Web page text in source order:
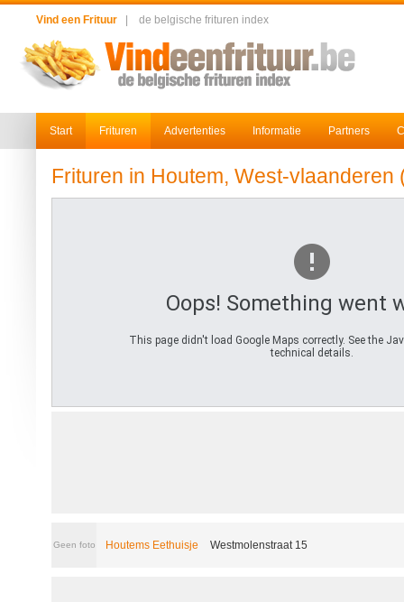
Vind een Frituur de belgische frituren index
Start Frituren Advertenties Informatie Partners
Frituren in Houtem, West-vlaanderen
Oops! Something went
This page didn't load Google Maps correctly. See the
technical details.
Geen foto Houtems Eethuisje Westmolenstraat 15